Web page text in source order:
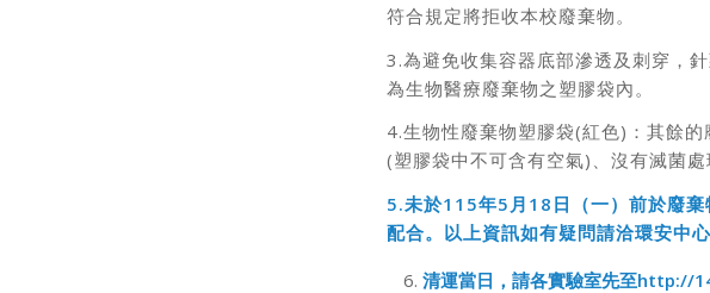
符合規定將拒收本校廢棄物。
3.為避免收集容器底部滲透及刺穿，
為生物醫療廢棄物之塑膠袋內。
4.生物性廢棄物塑膠袋(紅色)：其餘
(塑膠袋中不可含有空氣)、沒有滅菌處
5.未於115年5 月18日（一）前於廢
配合。以上資訊如有疑問請洽環安中
清運當日，請各實驗室先至http://